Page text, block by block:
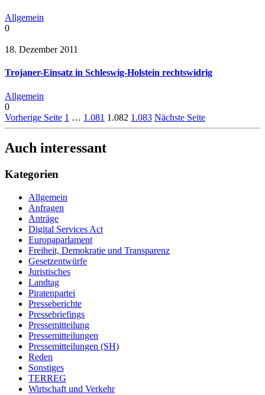
Allgemein
0
18. Dezember 2011
Trojaner-Einsatz in Schleswig-Holstein rechtswidrig
Allgemein
0
Vorherige Seite 1 … 1.081 1.082 1.083 Nächste Seite
Auch interessant
Kategorien
Allgemein
Anfragen
Anträge
Digital Services Act
Europaparlament
Freiheit, Demokratie und Transparenz
Gesetzentwürfe
Juristisches
Landtag
Piratenpartei
Presseberichte
Pressebriefings
Pressemitteilung
Pressemitteilungen
Pressemitteilungen (SH)
Reden
Sonstiges
TERREG
Wirtschaft und Verkehr